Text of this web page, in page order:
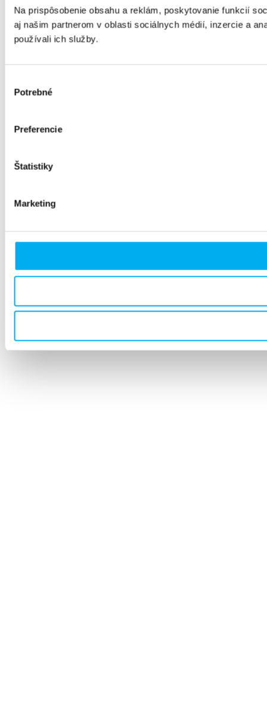
Na prispôsobenie obsahu a reklám, poskytovanie funkcií
aj našim partnerom v oblasti sociálnych médií, inzercie a
používali ich služby.
súhlasu
Potrebné
Preferencie
Štatistiky
Marketing